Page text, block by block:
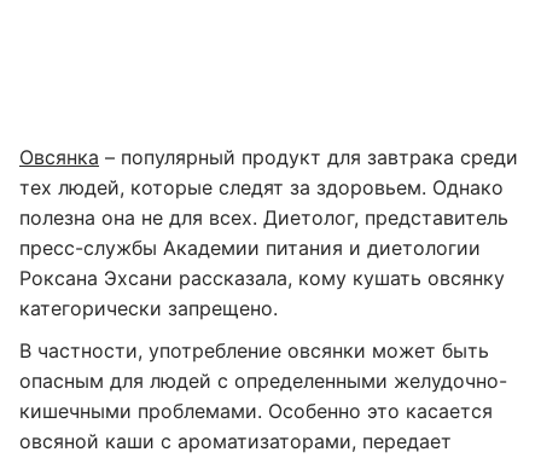
Овсянка – популярный продукт для завтрака среди
тех людей, которые следят за здоровьем. Однако
полезна она не для всех. Диетолог, представитель
пресс-службы Академии питания и диетологии
Роксана Эхсани рассказала, кому кушать овсянку
категорически запрещено.
В частности, употребление овсянки может быть
опасным для людей с определенными желудочно-
кишечными проблемами. Особенно это касается
овсяной каши с ароматизаторами, передает